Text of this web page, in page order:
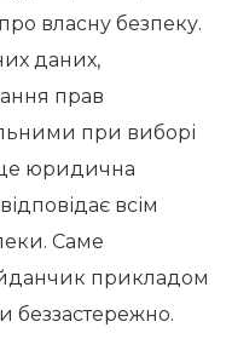
власну безпеку.
даних,
прав
при виборі
юридична
всім
Саме
прикладом
беззастережно.